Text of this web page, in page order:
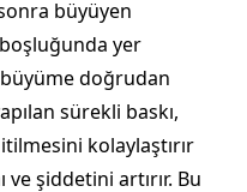
büyüyen
yer
doğrudan
sürekli baskı,
kolaylaştırır
ve şiddetini artırır. Bu